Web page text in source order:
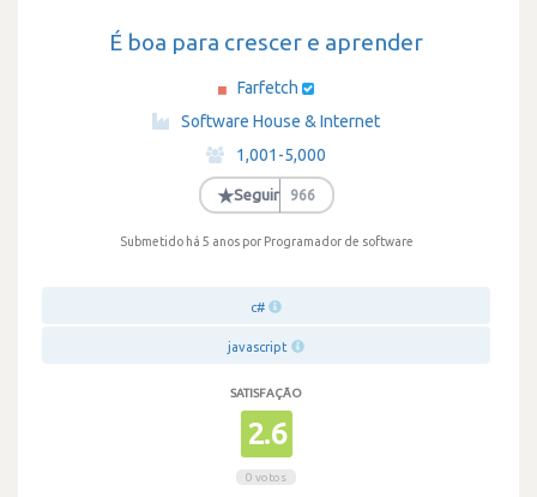
É boa para crescer e aprender
Farfetch
Software House & Internet
·
1,001-5,000
·
★Seguir 966
Submetido há 5 anos por Programador de software
c#
javascript
SATISFAÇÃO
2.6
0 votos